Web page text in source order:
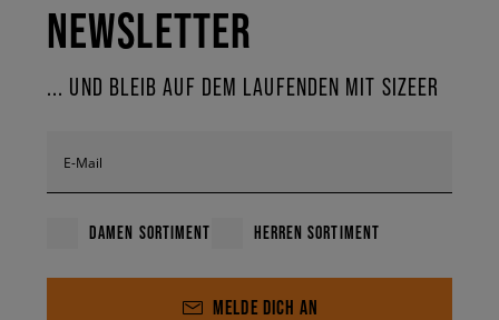
NEWSLETTER
... UND BLEIB AUF DEM LAUFENDEN MIT SIZEER
E-Mail
DAMEN SORTIMENT HERREN SORTIMENT
MELDE DICH AN